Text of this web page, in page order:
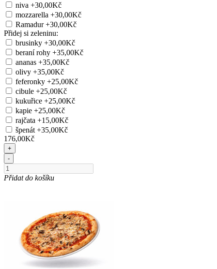
niva +30,00Kč
mozzarella +30,00Kč
Ramadur +30,00Kč
Přidej si zeleninu:
brusinky +30,00Kč
beraní rohy +35,00Kč
ananas +35,00Kč
olivy +35,00Kč
feferonky +25,00Kč
cibule +25,00Kč
kukuřice +25,00Kč
kapie +25,00Kč
rajčata +15,00Kč
špenát +35,00Kč
176,00Kč
+
-
Přidat do košíku